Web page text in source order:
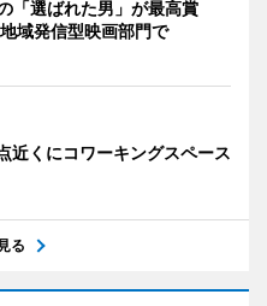
「選ばれた男」が最高賞
域発信型映画部門で
近くにコワーキングスペース
る